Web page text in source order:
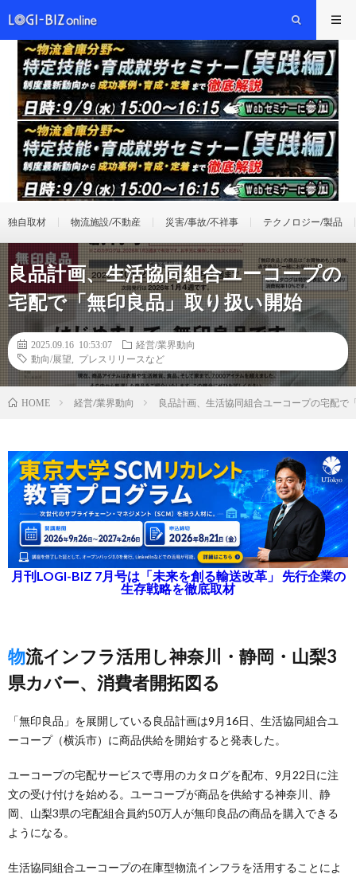
独自取材 物流施設/不動産 災害/事故/不祥事 テクノロジー/製品
良品計画、生活協同組合ユーコープの
宅配で「無印良品」取り扱い開始
2025.09.16 10:53:07
経営/業界動向
動向/展望
プレスリリースなど
HOME 経営/業界動向 良品計画、生活協同組合ユーコープの宅配で
月刊LOGI-BIZ 7月号は「未来を創る輸送改革」 先行企業の
生存戦略を徹底取材
物流インフラ活用し神奈川・静岡・山梨3
県カバー、消費者開拓図る
「無印良品」を展開している良品計画は9月16日、生活協同組合ユ
ーコープ（横浜市）に商品供給を開始すると発表した。
ユーコープの宅配サービスで専用のカタログを配布、9月22日に注
文の受け付けを始める。ユーコープが商品を供給する神奈川、静
岡、山梨3県の宅配組合員約50万人が無印良品の商品を購入できる
ようになる。
生活協同組合ユーコープの在庫型物流インフラを活用することによ